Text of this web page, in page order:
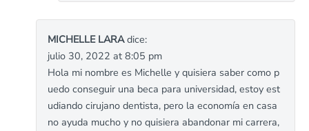
MICHELLE LARAdice:
julio 30, 2022 at 8:05 pm
Hola mi nombre es Michelle y quisiera saber como p
uedo conseguir una beca para universidad, estoy est
udiando cirujano dentista, pero la economía en casa
no ayuda mucho y no quisiera abandonar mi carrera,